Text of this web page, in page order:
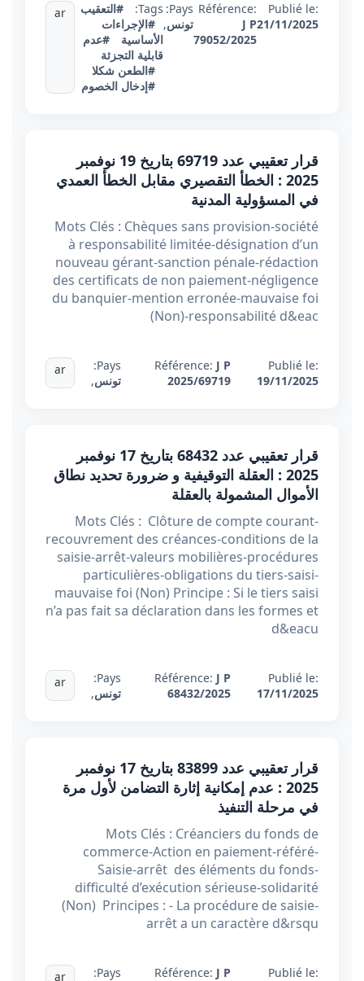
Publié le:
21/11/2025
Référence:
J P
79052/2025
Pays:
تونس,
Tags:
#التعقيب
#الإجراءات
الأساسية
#عدم
قابلية التجزئة
#الطعن شكلا
#إدخال الخصوم
ar
قرار تعقيبي عدد 69719 بتاريخ 19 نوفمبر
2025 : الخطأ التقصيري مقابل الخطأ العمدي
في المسؤولية المدنية
Mots Clés : Chèques sans provision-société
à responsabilité limitée-désignation d’un
nouveau gérant-sanction pénale-rédaction
des certificats de non paiement-négligence
du banquier-mention erronée-mauvaise foi
(Non)-responsabilité d&eac
Publié le:
19/11/2025
Référence: J P
2025/69719
Pays:
تونس,
ar
قرار تعقيبي عدد 68432 بتاريخ 17 نوفمبر
2025 : العقلة التوقيفية و ضرورة تحديد نطاق
الأموال المشمولة بالعقلة
Mots Clés : Clôture de compte courant-
recouvrement des créances-conditions de la
saisie-arrêt-valeurs mobilières-procédures
particulières-obligations du tiers-saisi-
mauvaise foi (Non) Principe : Si le tiers saisi
n’a pas fait sa déclaration dans les formes et
d&eacu
Publié le:
17/11/2025
Référence: J P
68432/2025
Pays:
تونس,
ar
قرار تعقيبي عدد 83899 بتاريخ 17 نوفمبر
2025 : عدم إمكانية إثارة التضامن لأول مرة
في مرحلة التنفيذ
Mots Clés : Créanciers du fonds de
commerce-Action en paiement-référé-
Saisie-arrêt des éléments du fonds-
difficulté d’exécution sérieuse-solidarité
(Non) Principes : - La procédure de saisie-
arrêt a un caractère d&rsqu
Publié le:
Référence: J P
Pays:
ar